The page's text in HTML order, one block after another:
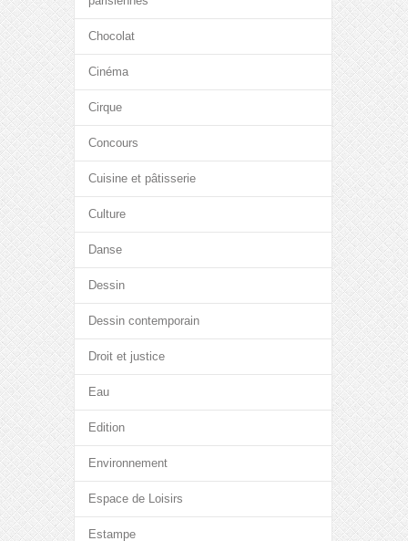
Chocolat
Cinéma
Cirque
Concours
Cuisine et pâtisserie
Culture
Danse
Dessin
Dessin contemporain
Droit et justice
Eau
Edition
Environnement
Espace de Loisirs
Estampe